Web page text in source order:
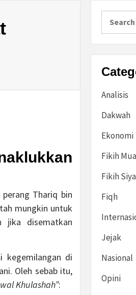
Thariq bin
mungkin untuk
jika disematkan
kegemilangan di
Oleh sebab itu,
Khulashah”:
Analisis
Dakwah
Ekonomi
Fikih
Fikih
Fiqh
Jejak
Nasional
Opini